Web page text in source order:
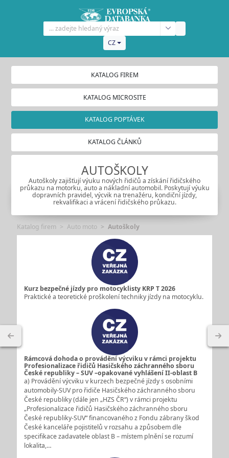
CZ
KATALOG FIREM
KATALOG MICROSITE
KATALOG POPTÁVEK
KATALOG ČLÁNKŮ
AUTOŠKOLY
Autoškoly zajišťují výuku nových řidičů a získání řidičského
průkazu na motorku, auto a nákladní automobil. Poskytují výuku
dopravních pravidel, výcvik na trenažéru, kondiční jízdy,
rekvalifikaci a vrácení řidičského průkazu.
Katalog firem Auto moto Autoškoly
Kurz bezpečné jízdy pro motocyklisty KRP T 2026
Praktické a teoretické proškolení techniky jízdy na motocyklu.
Rámcová dohoda o provádění výcviku v rámci projektu
Profesionalizace řidičů Hasičského záchranného sboru
České republiky – SUV –opakované vyhlášení II-oblast B
a) Provádění výcviku v kurzech bezpečné jízdy s osobními
automobily-SUV pro řidiče Hasičského záchranného sboru
České republiky (dále jen „HZS ČR“) v rámci projektu
„Profesionalizace řidičů Hasičského záchranného sboru
České republiky-SUV“ financovaného z Fondu zábrany škod
České kanceláře pojistitelů v rozsahu a způsobem dle
specifikace zadavatele oblast B – místem plnění se rozumí
lokalita,…